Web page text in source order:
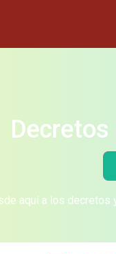
aquí a los